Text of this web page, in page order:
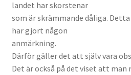
landet har skorstenar
som är skrämmande dåliga.
har gjort någon
anmärkning.
Därför gäller det att själv vara
Det är också på det viset att man